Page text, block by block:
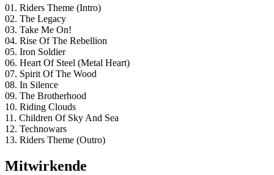
01. Riders Theme (Intro)
02. The Legacy
03. Take Me On!
04. Rise Of The Rebellion
05. Iron Soldier
06. Heart Of Steel (Metal Heart)
07. Spirit Of The Wood
08. In Silence
09. The Brotherhood
10. Riding Clouds
11. Children Of Sky And Sea
12. Technowars
13. Riders Theme (Outro)
Mitwirkende